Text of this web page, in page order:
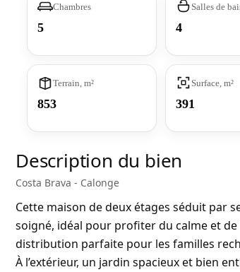
Chambres
5
Salles de
4
Terrain, m²
853
Surface, m²
391
Description du bien
Costa Brava - Calonge
Cette maison de deux étages séduit par
soigné, idéal pour profiter du calme et
distribution parfaite pour les familles
À l’extérieur, un jardin spacieux et bien